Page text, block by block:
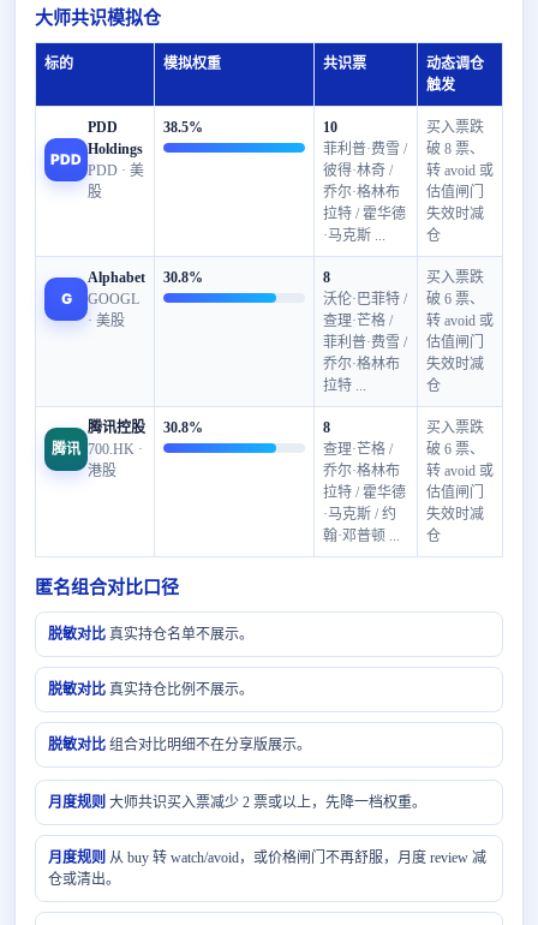
大师共识模拟仓
标的 模拟权重 共识票
动态调仓
触发
PDD
PDD
Holdings
PDD · 美
股
38.5%
10
菲利普·费雪 /
彼得·林奇 /
乔尔·格林布
拉特 / 霍华德
·马克斯 ...
买入票跌
破 8 票、
转 avoid 或
估值闸门
失效时减
仓
G
Alphabet
GOOGL
· 美股
30.8%
8
沃伦·巴菲特 /
查理·芒格 /
菲利普·费雪 /
乔尔·格林布
拉特 ...
买入票跌
破 6 票、
转 avoid 或
估值闸门
失效时减
仓
腾讯
腾讯控股
700.HK ·
港股
30.8%
8
查理·芒格 /
乔尔·格林布
拉特 / 霍华德
·马克斯 / 约
翰·邓普顿 ...
买入票跌
破 6 票、
转 avoid 或
估值闸门
失效时减
仓
匿名组合对比口径
脱敏对比 真实持仓名单不展示。
脱敏对比 真实持仓比例不展示。
脱敏对比 组合对比明细不在分享版展示。
月度规则 大师共识买入票减少 2 票或以上，先降一档权重。
月度规则 从 buy 转 watch/avoid，或价格闸门不再舒服，月度 review 减
仓或清出。